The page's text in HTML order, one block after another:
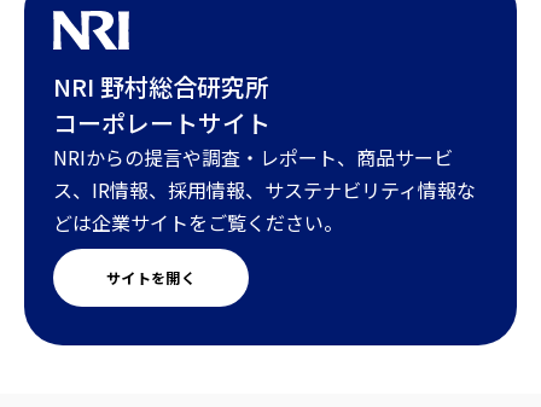
NRI 野村総合研究所
コーポレートサイト
NRIからの提言や調査・レポート、商品サービ
ス、IR情報、採用情報、サステナビリティ情報な
どは企業サイトをご覧ください。
サイトを開く